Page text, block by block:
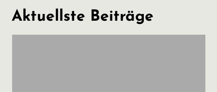
Aktuellste Beiträge